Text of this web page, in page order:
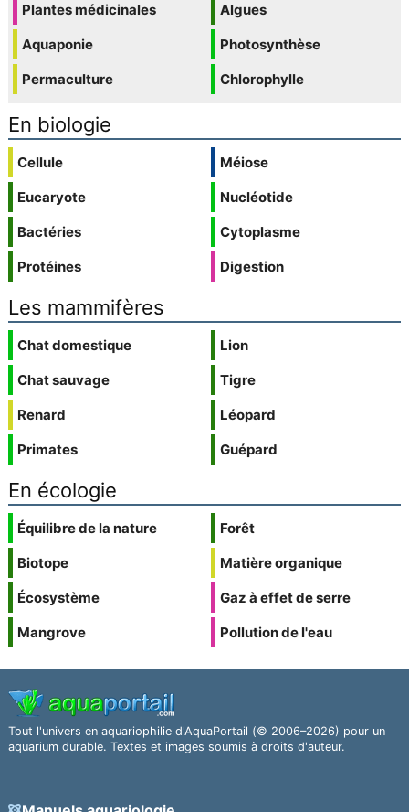
Plantes médicinales
Aquaponie
Permaculture
Algues
Photosynthèse
Chlorophylle
En biologie
Cellule
Eucaryote
Bactéries
Protéines
Méiose
Nucléotide
Cytoplasme
Digestion
Les mammifères
Chat domestique
Chat sauvage
Renard
Primates
Lion
Tigre
Léopard
Guépard
En écologie
Équilibre de la nature
Biotope
Écosystème
Mangrove
Forêt
Matière organique
Gaz à effet de serre
Pollution de l'eau
Tout l'univers en aquariophilie d'AquaPortail (© 2006–2026) pour un
aquarium durable. Textes et images soumis à droits d'auteur.